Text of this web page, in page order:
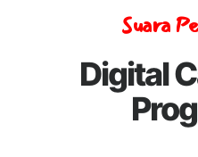
Suara
Digital